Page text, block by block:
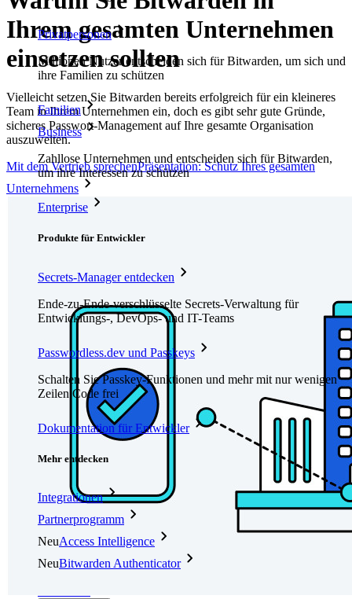
Privatpersonen
Millionen Nutzer entscheiden sich für Bitwarden, um sich und
ihre Familien zu schützen
Familien
Business
Zahllose Unternehmen und entscheiden sich für Bitwarden,
um ihre Interessen zu schützen
Enterprise
Produkte für Entwickler
Secrets-Manager entdecken
Ende-zu-Ende-verschlüsselte Secrets-Verwaltung für
Entwicklungs-, DevOps- und IT-Teams
Passwordless.dev und Passkeys
Schalten Sie Passkey-Funktionen und mehr mit nur wenigen
Zeilen Code frei
Dokumentation für Entwickler
Mehr entdecken
Integrationen
Partnerprogramm
NeuAccess Intelligence
NeuBitwarden Authenticator
Ihrem gesamten Unternehmen
einsetzen sollten
Vielleicht setzen Sie Bitwarden bereits erfolgreich für ein kleineres
Team in Ihrem Unternehmen ein, doch es gibt sehr gute Gründe,
sicheres Passwort-Management auf Ihre gesamte Organisation
auszuweiten.
Mit dem Vertrieb sprechenPräsentation: Schutz Ihres gesamten
Unternehmens